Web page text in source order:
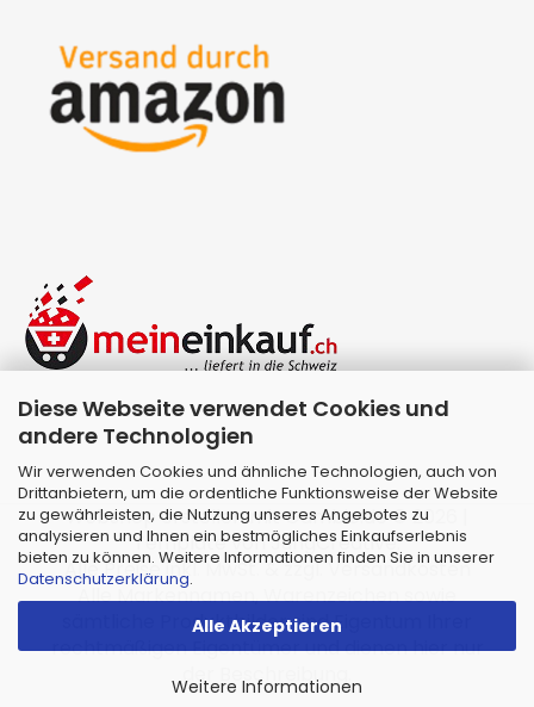
Diese Webseite verwendet Cookies und
andere Technologien
Wir verwenden Cookies und ähnliche Technologien, auch von
Drittanbietern, um die ordentliche Funktionsweise der Website
zu gewährleisten, die Nutzung unseres Angebotes zu
analysieren und Ihnen ein bestmögliches Einkaufserlebnis
bieten zu können. Weitere Informationen finden Sie in unserer
Datenschutzerklärung.
Alle Akzeptieren
Weitere Informationen
Webshop erstellenmit Gambio.de © 2026 |
Template vonJungCreative.
Alle Preise inkl. MwSt. & zzgl. Versandkosten
Alle Markennamen, Warenzeichen sowie
sämtliche Produktbilder sind Eigentum Ihrer
rechtmäßigen Eigentümer und dienen hier nur
der Beschreibung.